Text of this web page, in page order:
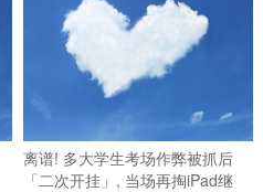
离谱! 多大学生考场作弊被抓后
「二次开挂」, 当场再掏iPad继